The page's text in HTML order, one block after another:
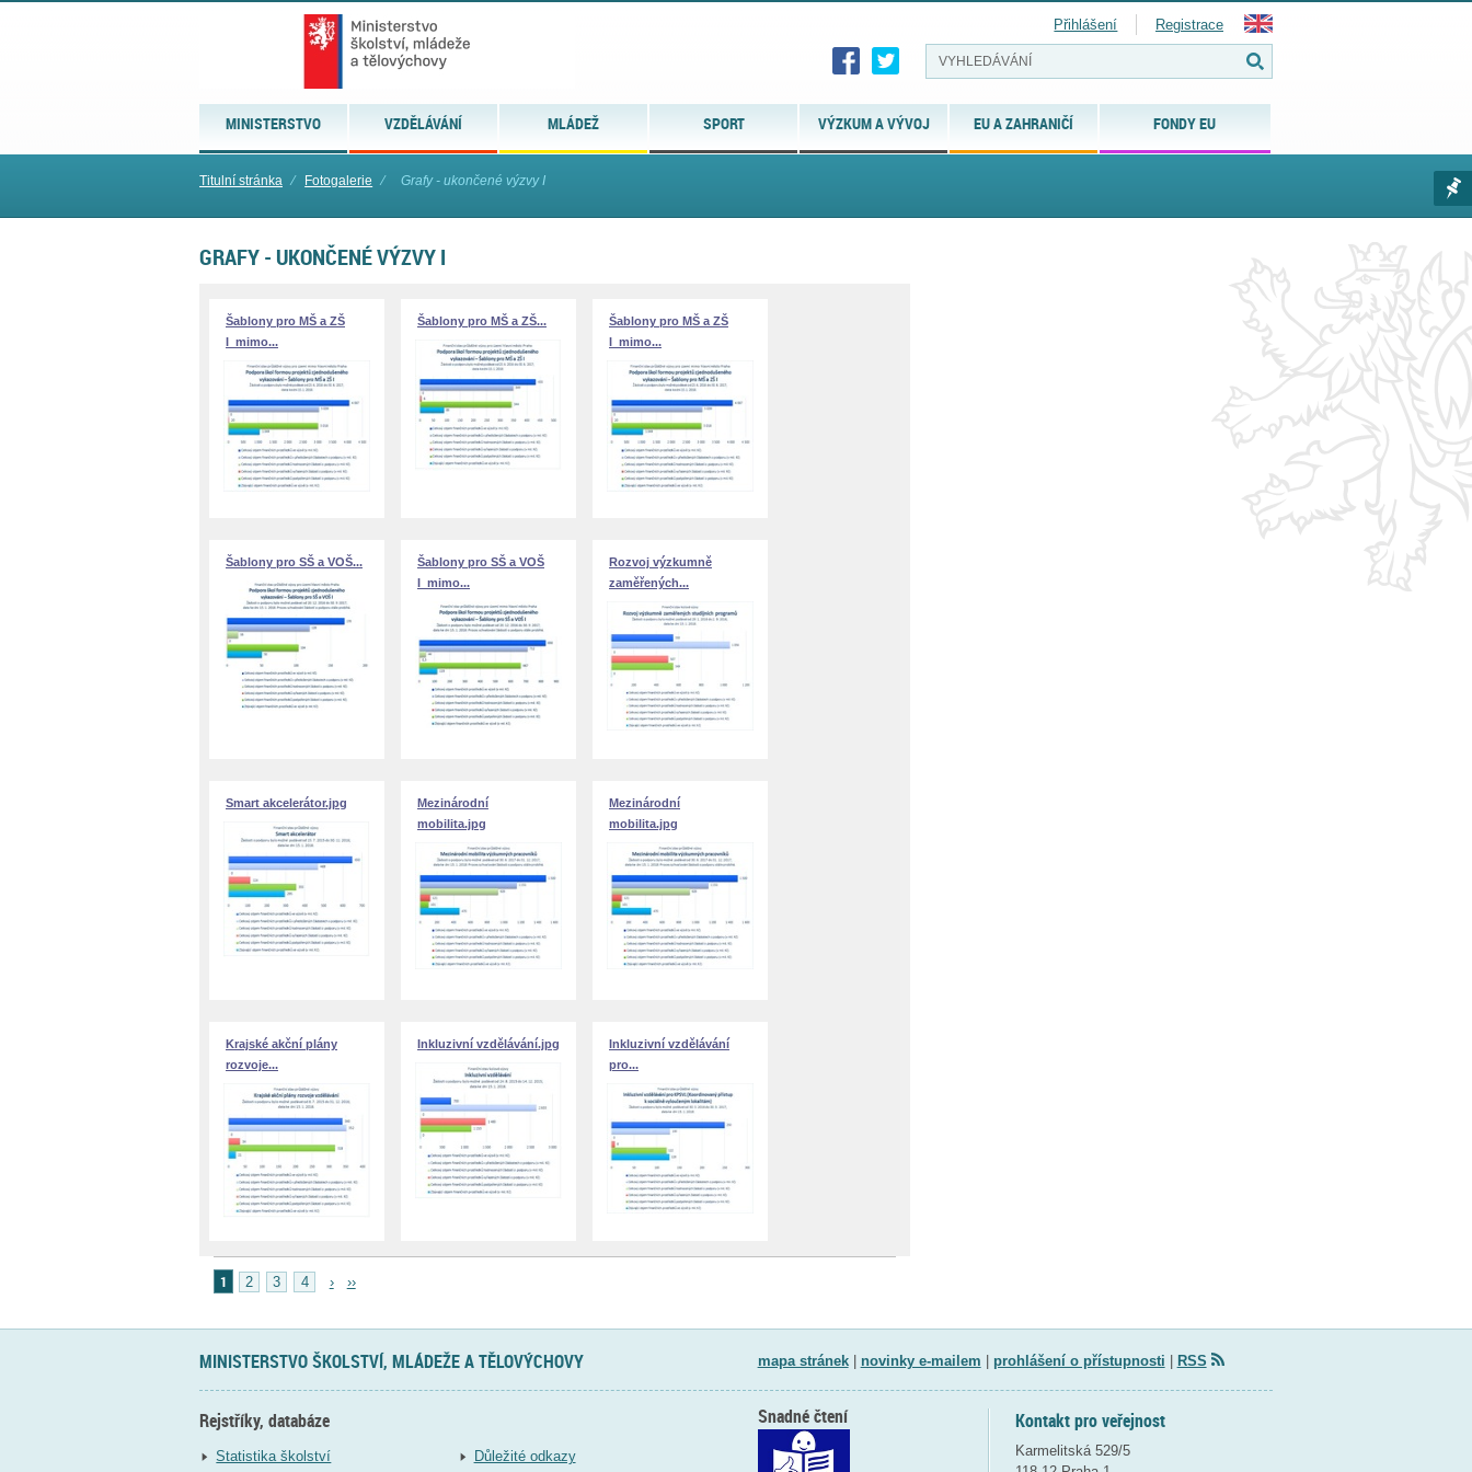
MINISTERSTVO VZDĚLÁVÁNÍ MLÁDEŽ SPORT VÝZKUM A VÝVOJ EU A ZAHRANIČÍ FONDY EU
Přihlášení Registrace
Titulní stránka ⁄ Fotogalerie ⁄ Grafy - ukončené výzvy I
GRAFY - UKONČENÉ VÝZVY I
Šablony pro MŠ a ZŠ
I_mimo...
Šablony pro MŠ a ZŠ...
Šablony pro MŠ a ZŠ
I_mimo...
Šablony pro SŠ a VOŠ...
Šablony pro SŠ a VOŠ
I_mimo...
Rozvoj výzkumně
zaměřených...
Smart akcelerátor.jpg
Mezinárodní
mobilita.jpg
Mezinárodní
mobilita.jpg
Krajské akční plány
rozvoje...
Inkluzivní vzdělávání.jpg
Inkluzivní vzdělávání
pro...
1 2 3 4 › ››
MINISTERSTVO ŠKOLSTVÍ, MLÁDEŽE A TĚLOVÝCHOVY mapa stránek| novinky e-mailem prohlášení o přístupnosti RSS
Rejstříky, databáze
Statistika školství Důležité odkazy
Kontakt pro veřejnost
Karmelitská 529/5
Snadné čtení